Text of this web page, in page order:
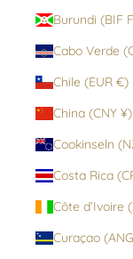
Chile (EUR €)
China (CNY ¥)